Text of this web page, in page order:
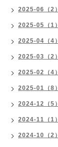
2025-06（2）
2025-05（1）
2025-04（4）
2025-03（2）
2025-02（4）
2025-01（8）
2024-12（5）
2024-11（1）
2024-10（2）